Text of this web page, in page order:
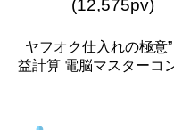
(12,575pv)
ヤフオク仕入れの極
益計算 電脳マスターコ